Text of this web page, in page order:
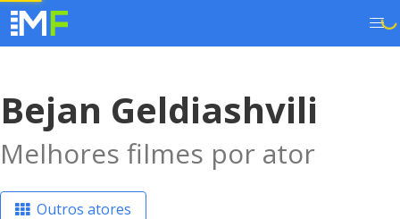
Bejan Geldiashvili
Melhores filmes por ator
Outros atores